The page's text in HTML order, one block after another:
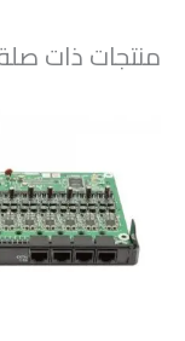
منتجات ذات